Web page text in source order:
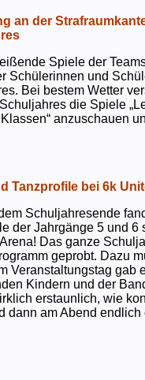
an der
Spiele der
Schülerinnen und
Bei bestem Wetter
die Spiele
anzuschauen
Tanzprofile bei 6k
Schuljahresende
der Jahrgänge 5 und
Das ganze
geprobt. Dazu
Veranstaltungstag
Kindern und der
erstaunlich, wie
dann am Abend